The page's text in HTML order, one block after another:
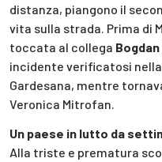
distanza, piangono il
vita sulla strada. Prima di
toccata al collega
incidente verificatosi nella
Gardesana, mentre
Veronica Mitrofan.
Un paese in lutto da
Alla triste e prematura